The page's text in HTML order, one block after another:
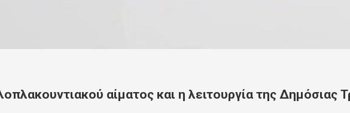
αίματος και η λειτουργία της